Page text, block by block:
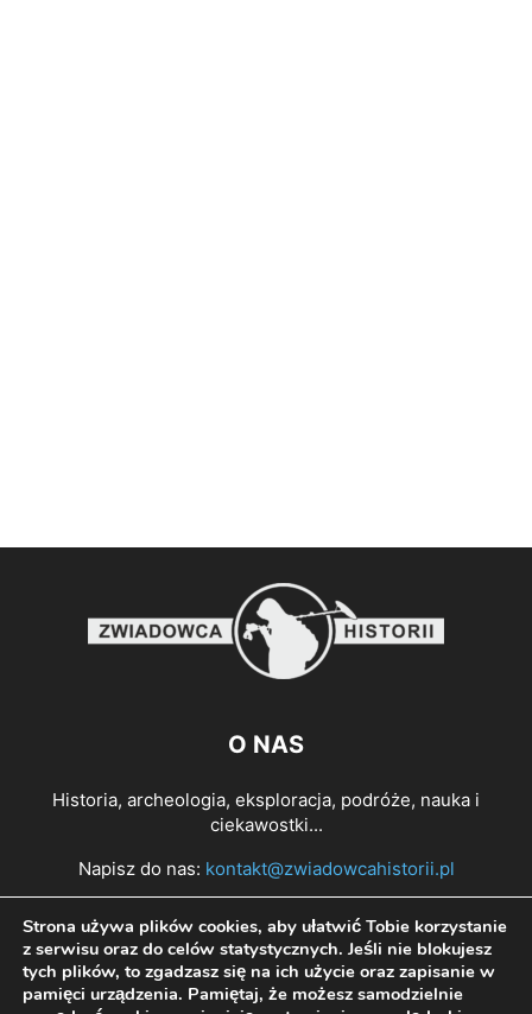
O NAS
Historia, archeologia, eksploracja, podróże, nauka i
ciekawostki...
Napisz do nas: kontakt@zwiadowcahistorii.pl
PODĄŻAJ ZA NAMI
Strona używa plików cookies, aby ułatwić Tobie korzystanie
z serwisu oraz do celów statystycznych. Jeśli nie blokujesz
tych plików, to zgadzasz się na ich użycie oraz zapisanie w
pamięci urządzenia. Pamiętaj, że możesz samodzielnie